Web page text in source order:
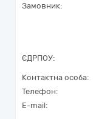
Замовник:
ЄДРПОУ:
Контактна особа:
Телефон:
E-mail: